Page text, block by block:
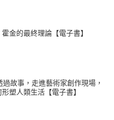
金的最終理論【電子書】
故事，走進藝術家創作現場，
塑人類生活【電子書】